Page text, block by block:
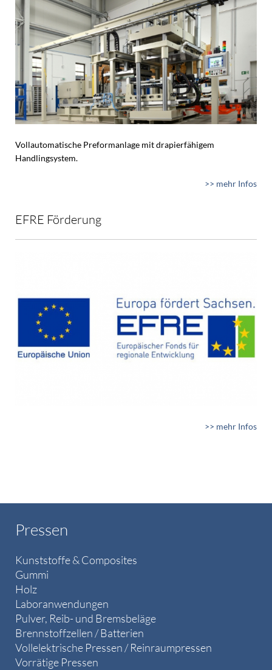
Vollautomatische Preformanlage mit drapierfähigem
Handlingsystem.
>> mehr Infos
EFRE Förderung
>> mehr Infos
Pressen
Kunststoffe & Composites
Gummi
Holz
Laboranwendungen
Pulver, Reib- und Bremsbeläge
Brennstoffzellen / Batterien
Vollelektrische Pressen / Reinraumpressen
Vorrätige Pressen